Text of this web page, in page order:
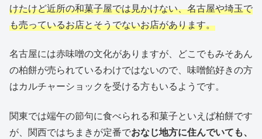
けたけど近所の和菓子屋では見かけない、名古屋や埼玉で
も売っているお店とそうでないお店があります。
名古屋には赤味噌の文化がありますが、どこでもみそあん
の柏餅が売られているわけではないので、味噌餡好きの方
はカルチャーショックを受ける方もいるようです。
関東では端午の節句に食べられる和菓子といえば柏餅です
が、関西ではちまきが定番でおなじ地方に住んでいても、